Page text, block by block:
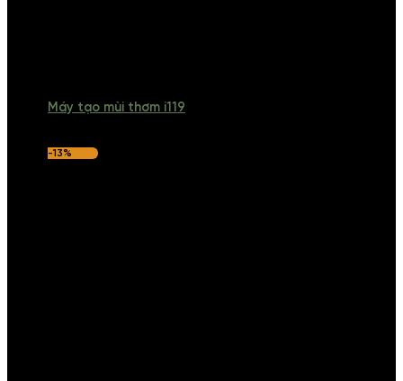
Máy tạo mùi thơm i119
-13%